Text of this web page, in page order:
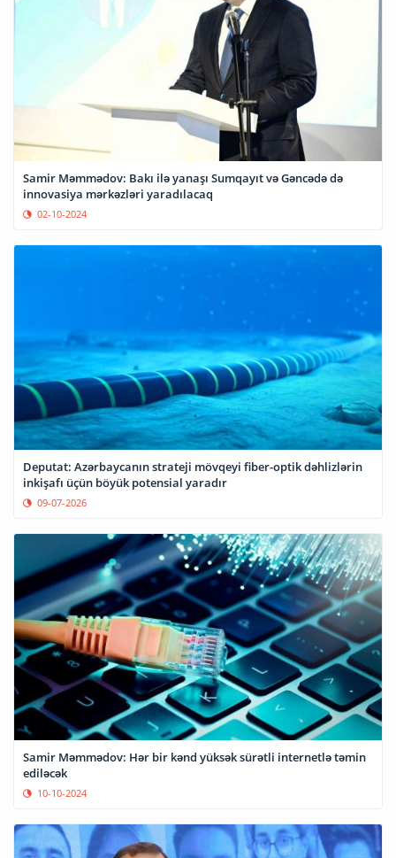
Samir Məmmədov: Bakı ilə yanaşı Sumqayıt və Gəncədə də
innovasiya mərkəzləri yaradılacaq
02-10-2024
Deputat: Azərbaycanın strateji mövqeyi fiber-optik dəhlizlərin
inkişafı üçün böyük potensial yaradır
09-07-2026
Samir Məmmədov: Hər bir kənd yüksək sürətli internetlə təmin
ediləcək
10-10-2024